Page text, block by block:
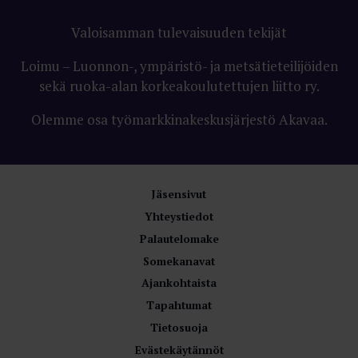
Valoisamman tulevaisuuden tekijät
Loimu – Luonnon-, ympäristö- ja metsätieteilijöiden
sekä ruoka-alan korkeakoulutettujen liitto ry.
Olemme osa työmarkkinakeskusjärjestö Akavaa.
Jäsensivut
Yhteystiedot
Palautelomake
Somekanavat
Ajankohtaista
Tapahtumat
Tietosuoja
Evästekäytännöt